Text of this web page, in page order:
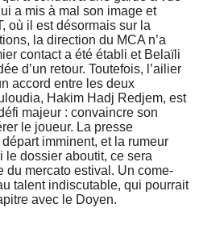
a mis à mal son image et
où il est désormais sur la
la direction du MCA n’a
contact a été établi et Belaïli
d’un retour. Toutefois, l’ailier
accord entre les deux
Hakim Hadj Redjem, est
majeur : convaincre son
le joueur. La presse
imminent, et la rumeur
dossier aboutit, ce sera
du mercato estival. Un come-
talent indiscutable, qui pourrait
avec le Doyen.